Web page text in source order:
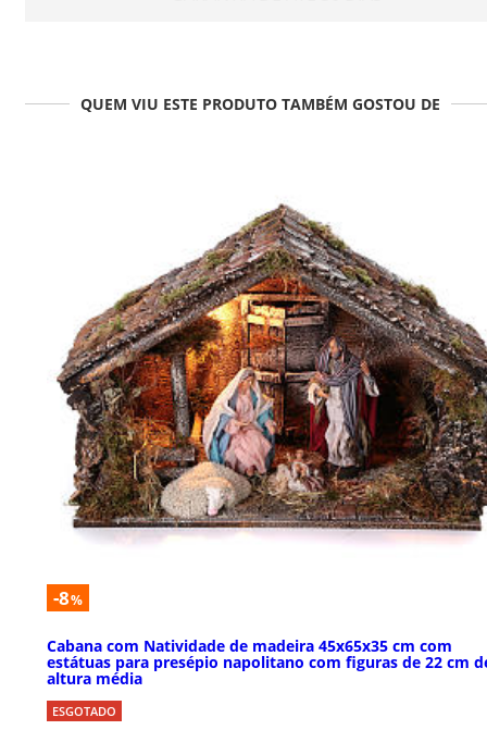
QUEM VIU ESTE PRODUTO TAMBÉM GOSTOU DE
-8%
Cabana com Natividade de madeira 45x65x35 cm com
estátuas para presépio napolitano com figuras de 22 cm
altura média
ESGOTADO